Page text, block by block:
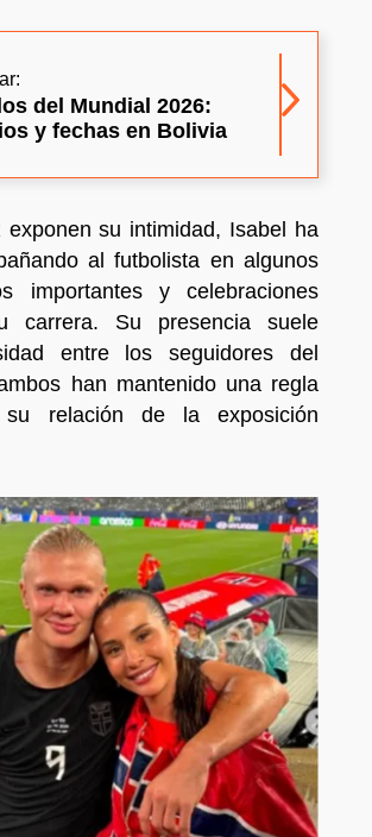
del Mundial 2026:
y fechas en Bolivia
exponen su intimidad, Isabel ha
al futbolista en algunos
importantes y celebraciones
carrera. Su presencia suele
entre los seguidores del
han mantenido una regla
su relación de la exposición